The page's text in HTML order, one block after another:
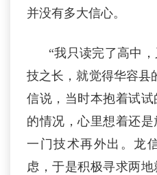
并没有多大信心。
“我只读完了高中
技之长，就觉得华容县
信说，当时本抱着试
的情况，心里想着还
一门技术再外出。龙
虑，于是积极寻求两地